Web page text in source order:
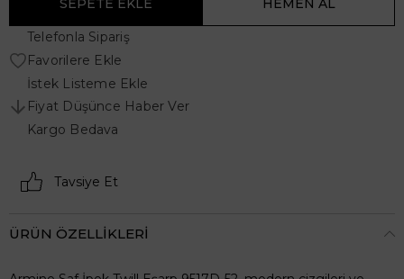
Telefonla Sipariş
Favorilere Ekle
İstek Listeme Ekle
Fiyat Düşünce Haber Ver
Kargo Bedava
Tavsiye Et
ÜRÜN ÖZELLIKLERI